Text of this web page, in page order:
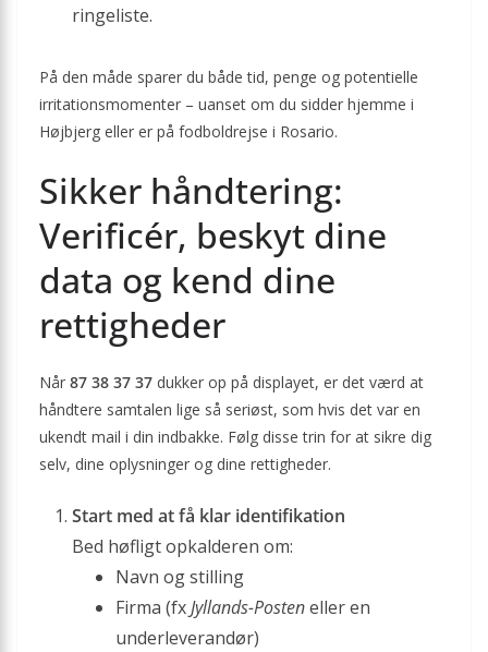
ringeliste.
På den måde sparer du både tid, penge og potentielle
irritationsmomenter – uanset om du sidder hjemme i
Højbjerg eller er på fodboldrejse i Rosario.
Sikker håndtering:
Verificér, beskyt dine
data og kend dine
rettigheder
Når 87 38 37 37 dukker op på displayet, er det værd at
håndtere samtalen lige så seriøst, som hvis det var en
ukendt mail i din indbakke. Følg disse trin for at sikre dig
selv, dine oplysninger og dine rettigheder.
Start med at få klar identifikation
Bed høfligt opkalderen om:
Navn og stilling
Firma (fxJyllands-Posteneller en
underleverandør)